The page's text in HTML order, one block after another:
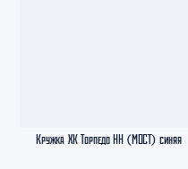
Кружка ХК Торпедо НН (МОСТ) синяя